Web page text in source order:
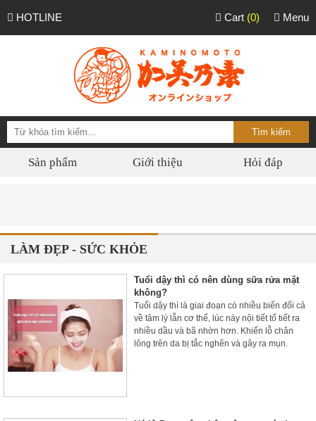
HOTLINE Menu
Cart (0)
Sản phẩm Giới thiệu Hỏi đáp
LÀM ĐẸP - SỨC KHỎE
Tuổi dậy thì có nên dùng sữa rửa mặt
không?
Tuổi dậy thì là giai đoạn có nhiều biến đối cả
về tâm lý lẫn cơ thể, lúc này nội tiết tố tiết ra
nhiều dầu và bã nhờn hơn. Khiến lỗ chân
lông trên da bị tắc nghẽn và gây ra mụn.